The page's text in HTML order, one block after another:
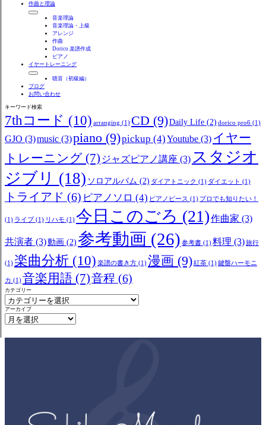
作曲と理論
音楽理論
音楽理論・上級
アレンジ
作曲
Dorico 楽譜作成
ピアノ
イヤートレーニング
聴音（初級編）
ブログ
お問い合わせ
キーワード検索
7thコード (10) arranging (1) CD (9)Daily Life (2) dorico pro6 (1)
GJO (3)music (3)piano (9)pickup (4)Youtube (3) イヤー
トレーニング (7) ジャズピアノ講座 (3) スタジオ
ジブリ (18) ソロアルバム (2) ダイアトニック (1) ダイエット (1)
トライアド (6) ピアノソロ (4) ピアノピース (1) プロでも知りたい！
(1) ライブ (1) リハモ (1)今日このごろ (21)作曲家 (3)
共演者 (3)動画 (2) 参考動画 (26) 参考書 (1)料理 (3)旅行
(1) 楽曲分析 (10) 楽譜の書き方 (1)漫画 (9)紅茶 (1)鍵盤ハーモニ
カ (1)音楽用語 (7)音程 (6)
カテゴリー
アーカイブ